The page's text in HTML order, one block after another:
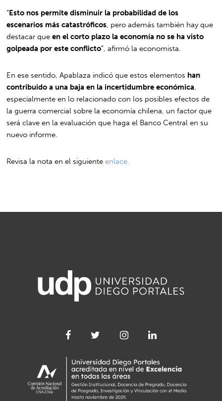
“Esto nos permite disminuir la probabilidad de los
escenarios más catastróficos , pero además también hay que
destacar queen el corto plazo la economía no se ha visto
golpeada por este conflicto”, afirmó la economista.
En ese sentido, Apablaza indicó que estos elementos han
contribuido a una baja en la incertidumbre económica
especialmente en lo relacionado con los posibles efectos de
la guerra comercial sobre la economía chilena, un factor que
será clave en la evaluación que haga el Banco Central en su
nuevo informe.
Revisa la nota en el siguienteenlace.